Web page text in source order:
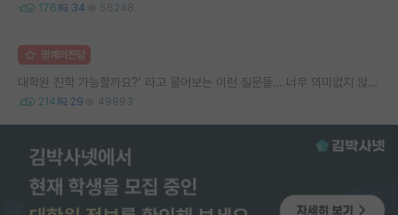
176 34 56248
명예의전당
대학원 진학 가능할까요?’ 라고 물어보는 이런 질문들… 너무 의미없지 않나요?
214 29 49893